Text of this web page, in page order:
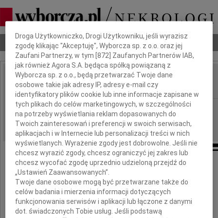
Nekrologi Odeszli Poradnik pogrzebowy
IMIĘ I NAZWISKO: Bogusław Stachura
REGION: Warszawa, cała Polska
DATA EMISJI: 24.08.2013
W dniu 21 sierpnia 2013 roku mija piąta,
bolesna dla nas rocznica śmierci
Ojca i Dziadka
Dbamy o Twoją prywatność
Droga Użytkowniczko, Drogi Użytkowniku, jeśli wyrazisz
zgodę klikając "Akceptuję", Wyborcza sp. z o.o. oraz jej
Zaufani Partnerzy, w tym [872 ] Zaufanych Partnerów IAB,
jak również Agora S.A. będąca spółką powiązaną z
Wyborcza sp. z o.o., będą przetwarzać Twoje dane
osobowe takie jak adresy IP, adresy e-mail czy
identyfikatory plików cookie lub inne informacje zapisane w
tych plikach do celów marketingowych, w szczególności
na potrzeby wyświetlania reklam dopasowanych do
Twoich zainteresowań i preferencji w swoich serwisach,
aplikacjach i w Internecie lub personalizacji treści w nich
wyświetlanych. Wyrażenie zgody jest dobrowolne. Jeśli nie
chcesz wyrazić zgody, chcesz ograniczyć jej zakres lub
chcesz wycofać zgodę uprzednio udzieloną przejdź do
„Ustawień Zaawansowanych”.
Twoje dane osobowe mogą być przetwarzane także do
celów badania i mierzenia informacji dotyczących
funkcjonowania serwisów i aplikacji lub łączone z danymi
dot. świadczonych Tobie usług. Jeśli podstawą